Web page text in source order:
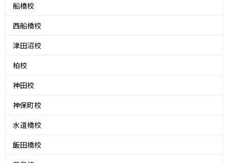
船橋校
西船橋校
津田沼校
柏校
神田校
神保町校
水道橋校
飯田橋校